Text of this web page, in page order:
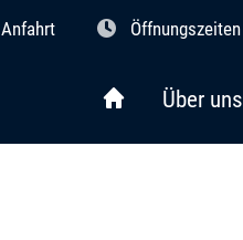
Anfahrt Öffnungszeiten
Über uns